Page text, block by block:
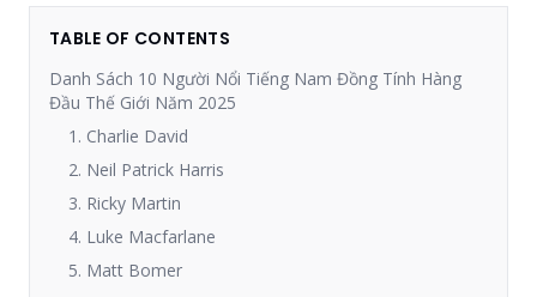
TABLE OF CONTENTS
Danh Sách 10 Người Nổi Tiếng Nam Đồng Tính Hàng
Đầu Thế Giới Năm 2025
1. Charlie David
2. Neil Patrick Harris
3. Ricky Martin
4. Luke Macfarlane
5. Matt Bomer